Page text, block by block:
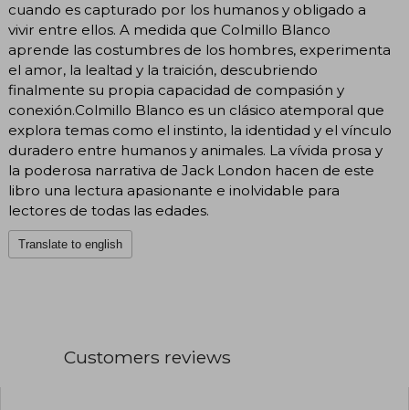
cuando es capturado por los humanos y obligado a
vivir entre ellos. A medida que Colmillo Blanco
aprende las costumbres de los hombres, experimenta
el amor, la lealtad y la traición, descubriendo
finalmente su propia capacidad de compasión y
conexión.Colmillo Blanco es un clásico atemporal que
explora temas como el instinto, la identidad y el vínculo
duradero entre humanos y animales. La vívida prosa y
la poderosa narrativa de Jack London hacen de este
libro una lectura apasionante e inolvidable para
lectores de todas las edades.
Translate to english
Customers reviews